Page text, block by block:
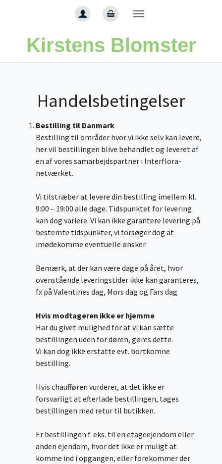
Kirstens Blomster
Handelsbetingelser
Bestilling til Danmark
Bestilling til områder hvor vi ikke selv kan levere,
her vil bestillingen blive behandlet og leveret af
en af vores samarbejdspartner i Interflora-
netværket.
Vi tilstræber at levere din bestilling imellem kl.
9:00 – 19:00 alle dage. Tidspunktet for levering
kan dog variere. Vi kan ikke garantere levering på
bestemte tidspunkter, vi forsøger dog at
imødekomme eventuelle ønsker.
Bemærk, at der kan være dage på året, hvor
ovenstående leveringstider ikke kan garanteres,
fx på Valentines dag, Mors dag og Fars dag
Hvis modtageren ikke er hjemme
Har du givet mulighed for at vi kan sætte
bestillingen uden for døren, gøres dette.
Vi kan dog ikke erstatte evt. bortkomne
bestilling.
Hvis chaufføren vurderer, at det ikke er
forsvarligt at efterlade bestillingen, tages
bestillingen med retur til butikken.
Er bestillingen f. eks. til en etageejendom eller
anden ejendom, hvor det ikke er muligt at
komme ind i opgangen, eller forekommer der